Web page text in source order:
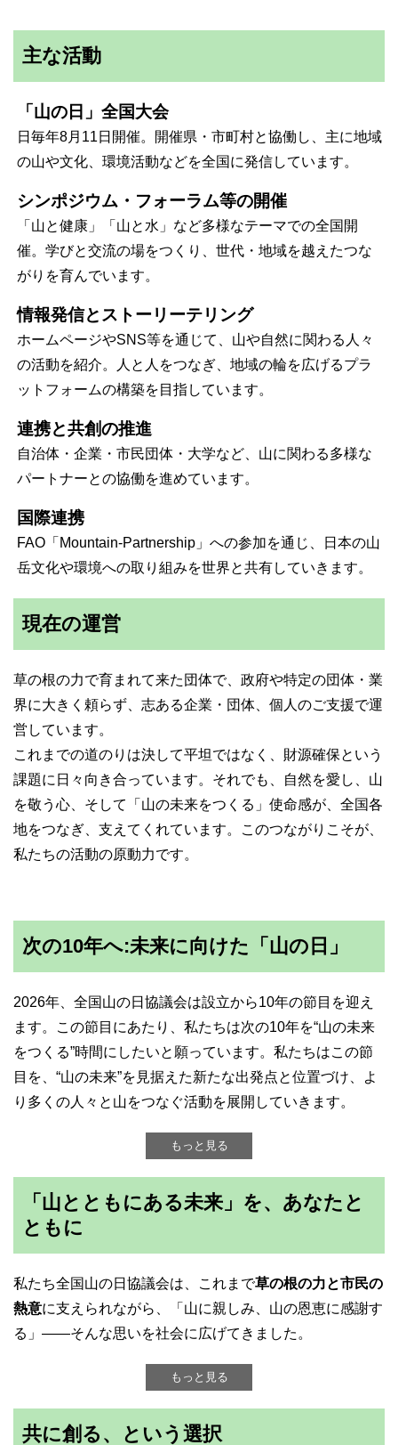
主な活動
「山の日」全国大会
日毎年8月11日開催。開催県・市町村と協働し、主に地域
の山や文化、環境活動などを全国に発信しています。
シンポジウム・フォーラム等の開催
「山と健康」「山と水」など多様なテーマでの全国開
催。学びと交流の場をつくり、世代・地域を越えたつな
がりを育んでいます。
情報発信とストーリーテリング
ホームページやSNS等を通じて、山や自然に関わる人々
の活動を紹介。人と人をつなぎ、地域の輪を広げるプラ
ットフォームの構築を目指しています。
連携と共創の推進
自治体・企業・市民団体・大学など、山に関わる多様な
パートナーとの協働を進めています。
国際連携
FAO「Mountain-Partnership」への参加を通じ、日本の山
岳文化や環境への取り組みを世界と共有していきます。
現在の運営
草の根の力で育まれて来た団体で、政府や特定の団体・業
界に大きく頼らず、志ある企業・団体、個人のご支援で運
営しています。
これまでの道のりは決して平坦ではなく、財源確保という
課題に日々向き合っています。それでも、自然を愛し、山
を敬う心、そして「山の未来をつくる」使命感が、全国各
地をつなぎ、支えてくれています。このつながりこそが、
私たちの活動の原動力です。
次の10年へ:未来に向けた「山の日」
2026年、全国山の日協議会は設立から10年の節目を迎え
ます。この節目にあたり、私たちは次の10年を“山の未来
をつくる”時間にしたいと願っています。私たちはこの節
目を、“山の未来”を見据えた新たな出発点と位置づけ、よ
り多くの人々と山をつなぐ活動を展開していきます。
もっと見る
「山とともにある未来」を、あなたと
ともに
私たち全国山の日協議会は、これまで草の根の力と市民の
熱意に支えられながら、「山に親しみ、山の恩恵に感謝す
る」——そんな思いを社会に広げてきました。
もっと見る
共に創る、という選択